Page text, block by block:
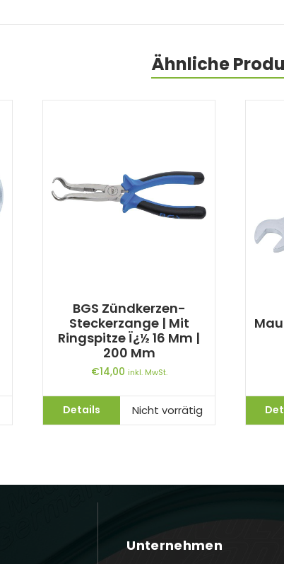
Ähnliche
BGS Zündkerzen-
Steckerzange | Mit
Ringspitze Ï¿½ 16 Mm |
200 Mm
€14,00 inkl. MwSt.
Details Nicht vorrätig
Unternehmen